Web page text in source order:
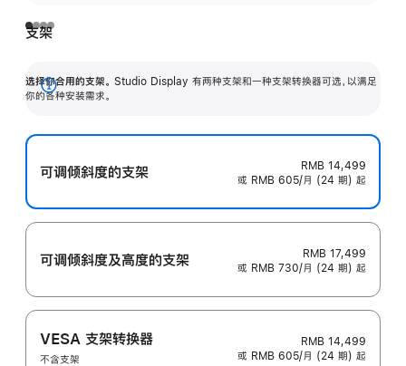
支架
选择你合用的支架。 Studio Display 有两种支架和一种支架转换器可选，以满足
你的各种安装需求。
展
可调倾斜度的支架
RMB 14,499
或 RMB 605/月 (24 期) 起
可调倾斜度及高‍度的支‍架
RMB 17,499
或 RMB 730/月 (24 期) 起
VESA 支架转换器
不含支架
RMB 14,499
或 RMB 605/月 (24 期) 起